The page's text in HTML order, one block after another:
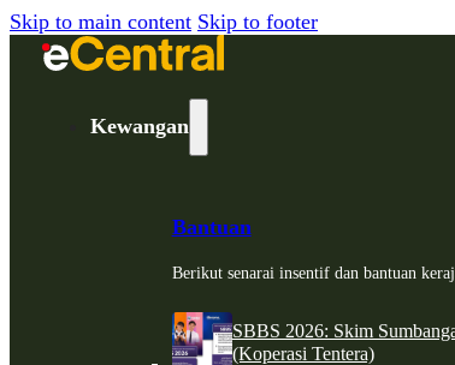
Skip to main content Skip to footer
Kewangan
Bantuan
Berikut senarai insentif dan bantuan
SBBS 2026: Skim
(Koperasi Tentera)